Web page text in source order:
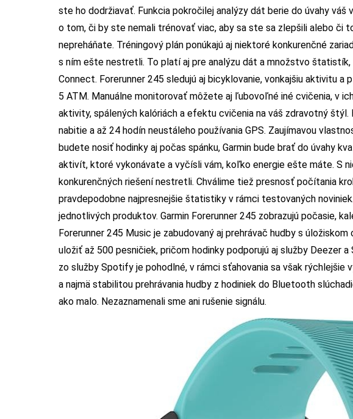
ste ho dodržiavať. Funkcia pokročilej analýzy dát berie do úvahy váš
o tom, či by ste nemali trénovať viac, aby sa ste sa zlepšili alebo či
nepreháňate. Tréningový plán ponúkajú aj niektoré konkurenčné
s ním ešte nestretli. To platí aj pre analýzu dát a množstvo štatistík,
Connect. Forerunner 245 sledujú aj bicyklovanie, vonkajšiu aktivitu a
5 ATM. Manuálne monitorovať môžete aj ľubovoľné iné cvičenia, v
aktivity, spálených kalóriách a efektu cvičenia na váš zdravotný štýl.
nabitie a až 24 hodín neustáleho používania GPS. Zaujímavou
budete nosiť hodinky aj počas spánku, Garmin bude brať do úvahy
aktivít, ktoré vykonávate a vyčísli vám, koľko energie ešte máte. S
konkurenčných riešení nestretli. Chválime tiež presnosť počítania
pravdepodobne najpresnejšie štatistiky v rámci testovaných
jednotlivých produktov. Garmin Forerunner 245 zobrazujú počasie,
Forerunner 245 Music je zabudovaný aj prehrávač hudby s
uložiť až 500 pesničiek, pričom hodinky podporujú aj služby Deezer
zo služby Spotify je pohodlné, v rámci sťahovania sa však rýchlejšie
a najmä stabilitou prehrávania hudby z hodiniek do Bluetooth
ako malo. Nezaznamenali sme ani rušenie signálu.